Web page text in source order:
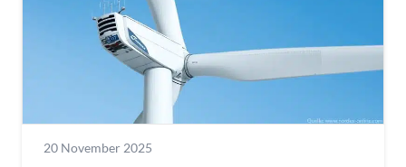
20 November 2025